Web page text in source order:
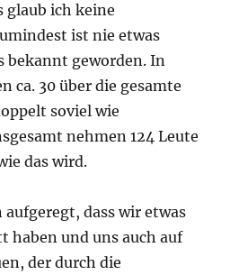
glaub ich keine
ist nie etwas
bekannt geworden. In
ca. 30 über die gesamte
soviel wie
nehmen 124 Leute
das wird.
dass wir etwas
haben und uns auch auf
der durch die